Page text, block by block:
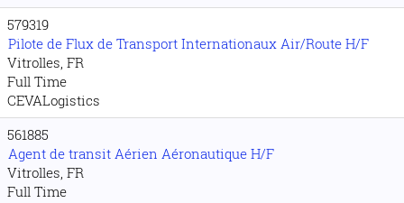
579319
Pilote de Flux de Transport Internationaux Air/Route H/F
Vitrolles, FR
Full Time
CEVALogistics
561885
Agent de transit Aérien Aéronautique H/F
Vitrolles, FR
Full Time